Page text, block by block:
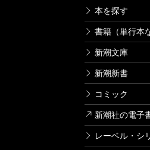
本を探す
書籍（単行本
新潮文庫
新潮新書
コミック
新潮社の電子
レーベル・シ